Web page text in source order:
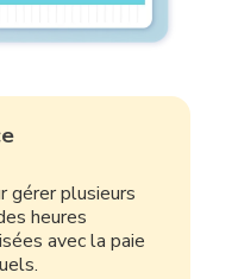
gérer plusieurs
heures
avec la paie